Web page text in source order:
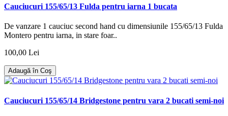
Cauciucuri 155/65/13 Fulda pentru iarna 1 bucata
De vanzare 1 cauciuc second hand cu dimensiunile 155/65/13 Fulda
Montero pentru iarna, in stare foar..
100,00 Lei
Adaugă în Coş
Cauciucuri 155/65/14 Bridgestone pentru vara 2 bucati semi-noi